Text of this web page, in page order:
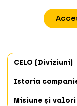
CELO (Diviziuni)
Istoria
Misiune și valori